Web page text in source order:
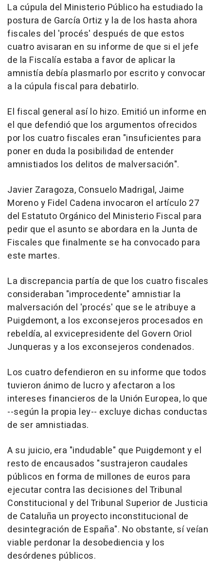
La cúpula del Ministerio Público ha estudiado la
postura de García Ortiz y la de los hasta ahora
fiscales del 'procés' después de que estos
cuatro avisaran en su informe de que si el jefe
de la Fiscalía estaba a favor de aplicar la
amnistía debía plasmarlo por escrito y convocar
a la cúpula fiscal para debatirlo.
El fiscal general así lo hizo. Emitió un informe en
el que defendió que los argumentos ofrecidos
por los cuatro fiscales eran "insuficientes para
poner en duda la posibilidad de entender
amnistiados los delitos de malversación".
Javier Zaragoza, Consuelo Madrigal, Jaime
Moreno y Fidel Cadena invocaron el artículo 27
del Estatuto Orgánico del Ministerio Fiscal para
pedir que el asunto se abordara en la Junta de
Fiscales que finalmente se ha convocado para
este martes.
La discrepancia partía de que los cuatro fiscales
consideraban "improcedente" amnistiar la
malversación del 'procés' que se le atribuye a
Puigdemont, a los exconsejeros procesados en
rebeldía, al exvicepresidente del Govern Oriol
Junqueras y a los exconsejeros condenados.
Los cuatro defendieron en su informe que todos
tuvieron ánimo de lucro y afectaron a los
intereses financieros de la Unión Europea, lo que
--según la propia ley-- excluye dichas conductas
de ser amnistiadas.
A su juicio, era "indudable" que Puigdemont y el
resto de encausados "sustrajeron caudales
públicos en forma de millones de euros para
ejecutar contra las decisiones del Tribunal
Constitucional y del Tribunal Superior de Justicia
de Cataluña un proyecto inconstitucional de
desintegración de España". No obstante, sí veían
viable perdonar la desobediencia y los
desórdenes públicos.